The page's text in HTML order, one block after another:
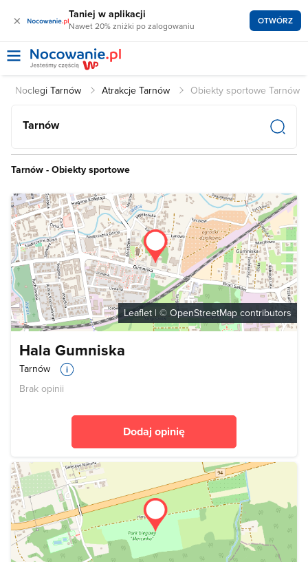
× Taniej w aplikacji
Nawet 20% zniżki po zalogowaniu OTWÓRZ
Noclegi Tarnów Atrakcje Tarnów Obiekty sportowe Tarnów
Tarnów
Tarnów - Obiekty sportowe
Leaflet | © OpenStreetMap contributors
Hala Gumniska
Tarnów
Brak opinii
Dodaj opinię